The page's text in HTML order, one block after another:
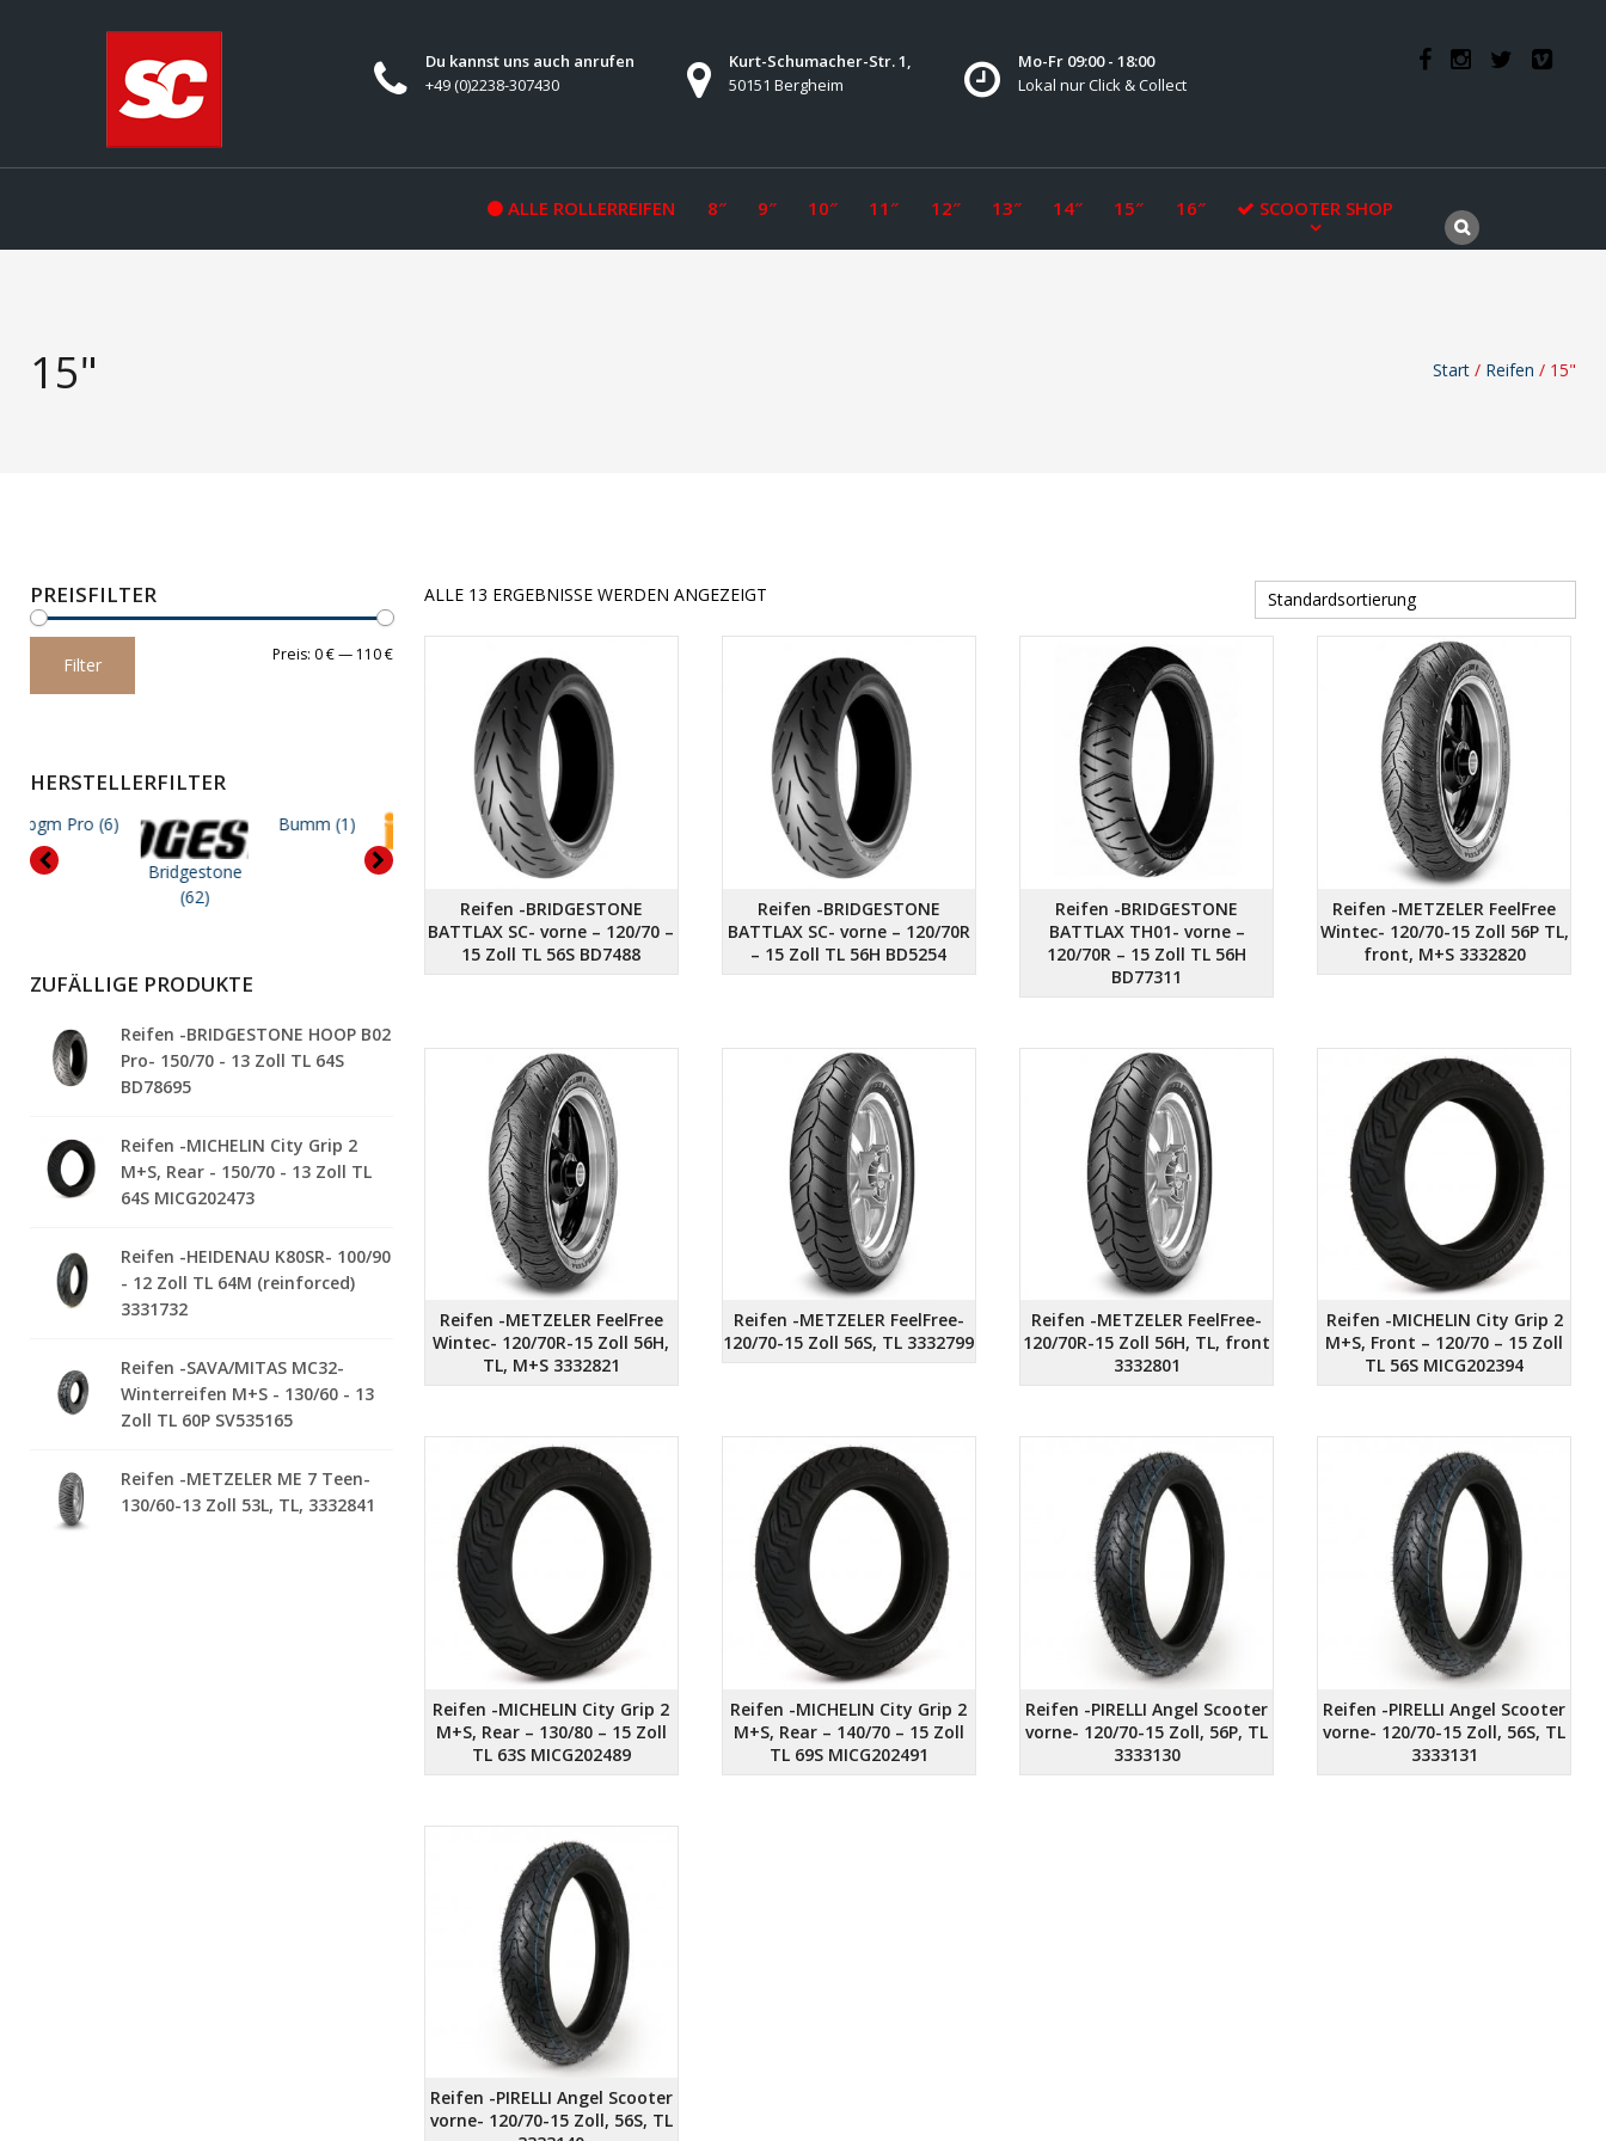
Du kannst uns auch anrufen
+49 (0)2238-307430
Kurt-Schumacher-Str. 1,
50151 Bergheim
Mo-Fr 09:00 - 18:00
Lokal nur Click & Collect
ALLE ROLLERREIFEN 8″ 9″ 10″ 11″ 12″ 13″ 14″ 15″ 16″ SCOOTER SHOP
15" Start/ Reifen / 15"
PREISFILTER
Preis
PreisFilter Preis: 0 €— 110 €
HERSTELLERFILTER
(6)
Bridgestone
Bumm (1)
Continental
(21) Gibson(4)
Heidenau
(118)
IRC (11) Metzeler(60)
ZUFÄLLIGE PRODUKTE
Reifen -BRIDGESTONE HOOP B02
Pro- 150/70 - 13 Zoll TL 64S
BD78695
Reifen -MICHELIN City Grip 2
M+S, Rear - 150/70 - 13 Zoll TL
64S MICG202473
Reifen -HEIDENAU K80SR- 100/90
- 12 Zoll TL 64M (reinforced)
3331732
Reifen -SAVA/MITAS MC32-
Winterreifen M+S - 130/60 - 13
Zoll TL 60P SV535165
Reifen -METZELER ME 7 Teen-
130/60-13 Zoll 53L, TL, 3332841
ALLE 13 ERGEBNISSE WERDEN ANGEZEIGT
Reifen -BRIDGESTONE
BATTLAX SC- vorne – 120/70 –
15 Zoll TL 56S BD7488
Reifen -BRIDGESTONE
BATTLAX SC- vorne – 120/70R
– 15 Zoll TL 56H BD5254
Reifen -BRIDGESTONE
BATTLAX TH01- vorne –
120/70R – 15 Zoll TL 56H
BD77311
Reifen -METZELER FeelFree
Wintec- 120/70-15 Zoll 56P TL,
front, M+S 3332820
Reifen -METZELER FeelFree
Wintec- 120/70R-15 Zoll 56H,
TL, M+S 3332821
Reifen -METZELER FeelFree-
120/70-15 Zoll 56S, TL 3332799
Reifen -METZELER FeelFree-
120/70R-15 Zoll 56H, TL, front
3332801
Reifen -MICHELIN City Grip 2
M+S, Front – 120/70 – 15 Zoll
TL 56S MICG202394
Reifen -MICHELIN City Grip 2
M+S, Rear – 130/80 – 15 Zoll
TL 63S MICG202489
Reifen -MICHELIN City Grip 2
M+S, Rear – 140/70 – 15 Zoll
TL 69S MICG202491
Reifen -PIRELLI Angel Scooter
vorne- 120/70-15 Zoll, 56P, TL
3333130
Reifen -PIRELLI Angel Scooter
vorne- 120/70-15 Zoll, 56S, TL
3333131
Reifen -PIRELLI Angel Scooter
vorne- 120/70-15 Zoll, 56S, TL